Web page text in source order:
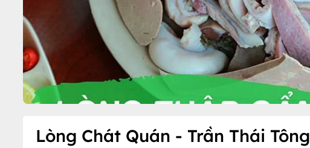
Lòng Chát Quán - Trần Thái Tông